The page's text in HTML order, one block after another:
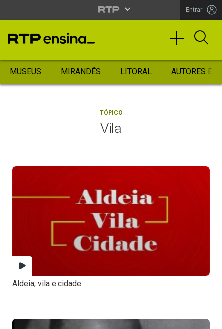
Entrar
MUSEUS MIRANDÊS LITORAL AUTORES
TÓPICO
Vila
Aldeia, vila e cidade